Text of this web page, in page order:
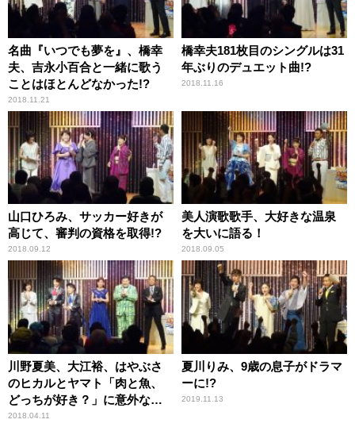
名曲『いつでも夢を』、橋幸
夫、吉永小百合と一緒に歌う
ことはほとんどなかった!?
2018.11.21
橋幸夫181枚目のシングルは31
年ぶりのデュエット曲!?
2018.11.16
山口ひろみ、サッカー好きが
高じて、審判の資格を取得!?
2018.09.12
美人演歌歌手、大好きな温泉
を大いに語る！
2018.09.05
川野夏美、大江裕、はやぶさ
のヒカルとヤマト「肉と魚、
どっちが好き？」に意外な答
えが！？
2018.04.11
夏川りみ、9歳の息子がドラマ
ーに!?
2019.11.13